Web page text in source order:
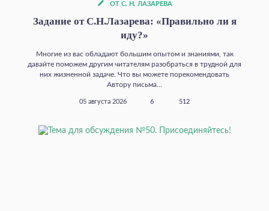
ОТ С. Н. ЛАЗАРЕВА
Задание от С.Н.Лазарева: «Правильно ли я
иду?»
Многие из вас обладают большим опытом и знаниями, так
давайте поможем другим читателям разобраться в трудной для
них жизненной задаче. Что вы можете порекомендовать
Автору письма...
05 августа 2026 6 512